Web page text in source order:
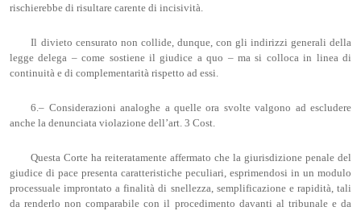
rischierebbe di risultare carente di incisività.
Il divieto censurato non collide, dunque, con gli indirizzi generali della
legge delega – come sostiene il giudice a quo – ma si colloca in linea di
continuità e di complementarità rispetto ad essi.
6.– Considerazioni analoghe a quelle ora svolte valgono ad escludere
anche la denunciata violazione dell’art. 3 Cost.
Questa Corte ha reiteratamente affermato che la giurisdizione penale del
giudice di pace presenta caratteristiche peculiari, esprimendosi in un modulo
processuale improntato a finalità di snellezza, semplificazione e rapidità, tali
da renderlo non comparabile con il procedimento davanti al tribunale e da